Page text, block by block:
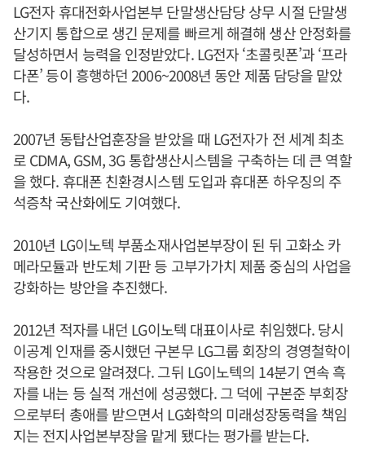
LG전자 휴대전화사업본부 단말생산담당 상무 시절 단말생
산기지 통합으로 생긴 문제를 빠르게 해결해 생산 안정화를
달성하면서 능력을 인정받았다. LG전자 ‘초콜릿폰’과 ‘프라
다폰’ 등이 흥행하던 2006~2008년 동안 제품 담당을 맡았
다.
2007년 동탑산업훈장을 받았을 때 LG전자가 전 세계 최초
로 CDMA, GSM, 3G 통합생산시스템을 구축하는 데 큰 역할
을 했다. 휴대폰 친환경시스템 도입과 휴대폰 하우징의 주
석증착 국산화에도 기여했다.
2010년 LG이노텍 부품소재사업본부장이 된 뒤 고화소 카
메라모듈과 반도체 기판 등 고부가가치 제품 중심의 사업을
강화하는 방안을 추진했다.
2012년 적자를 내던 LG이노텍 대표이사로 취임했다. 당시
이공계 인재를 중시했던 구본무 LG그룹 회장의 경영철학이
작용한 것으로 알려졌다. 그뒤 LG이노텍의 14분기 연속 흑
자를 내는 등 실적 개선에 성공했다. 그 덕에 구본준 부회장
으로부터 총애를 받으면서 LG화학의 미래성장동력을 책임
지는 전지사업본부장을 맡게 됐다는 평가를 받는다.